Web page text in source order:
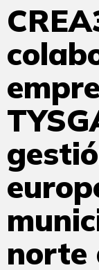
norte